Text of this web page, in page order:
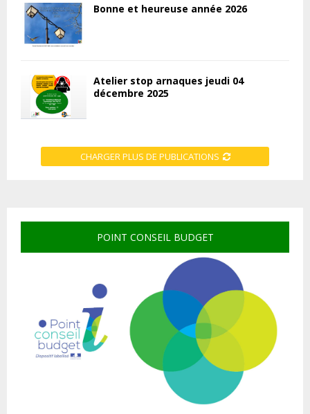
Bonne et heureuse année 2026
Atelier stop arnaques jeudi 04
décembre 2025
CHARGER PLUS DE PUBLICATIONS
POINT CONSEIL BUDGET